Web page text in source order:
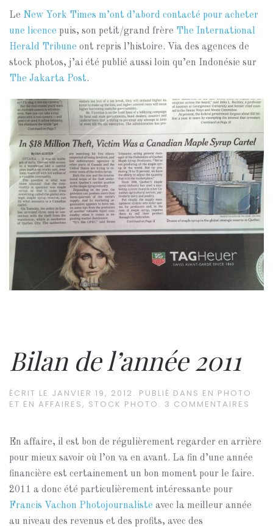
Le New York Times m’ont d’abord contacté pour acheter
une licence puis, son petit/grand frère The International
Herald Tribune ont repris l’histoire. Via des agences de
stock photos, j’ai été publié aussi loin qu’en Indonésie sur
The Jakarta Post.
Bilan de l’année 2011
ÉCRIT LE JANVIER 19, 2012 . PUBLIÉ DANS EN PHOTO
ET EN AFFAIRES, STOCK PHOTO . 3 COMMENTAIRES
En affaire, il est bon de régulièrement regarder en arrière
pour mieux savoir où l’on va en avant. La fin d’une année
financière est certainement un bon moment pour le faire.
2011 a donc été particulièrement intéressante pour
Francis Vachon Photojournaliste avec la meilleur année
au niveau des revenus et des profits, avec des